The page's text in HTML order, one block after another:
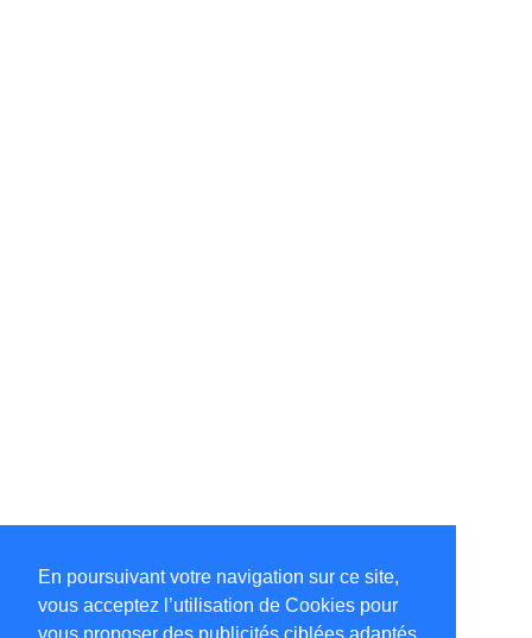
En poursuivant votre navigation sur ce site,
vous acceptez l’utilisation de Cookies pour